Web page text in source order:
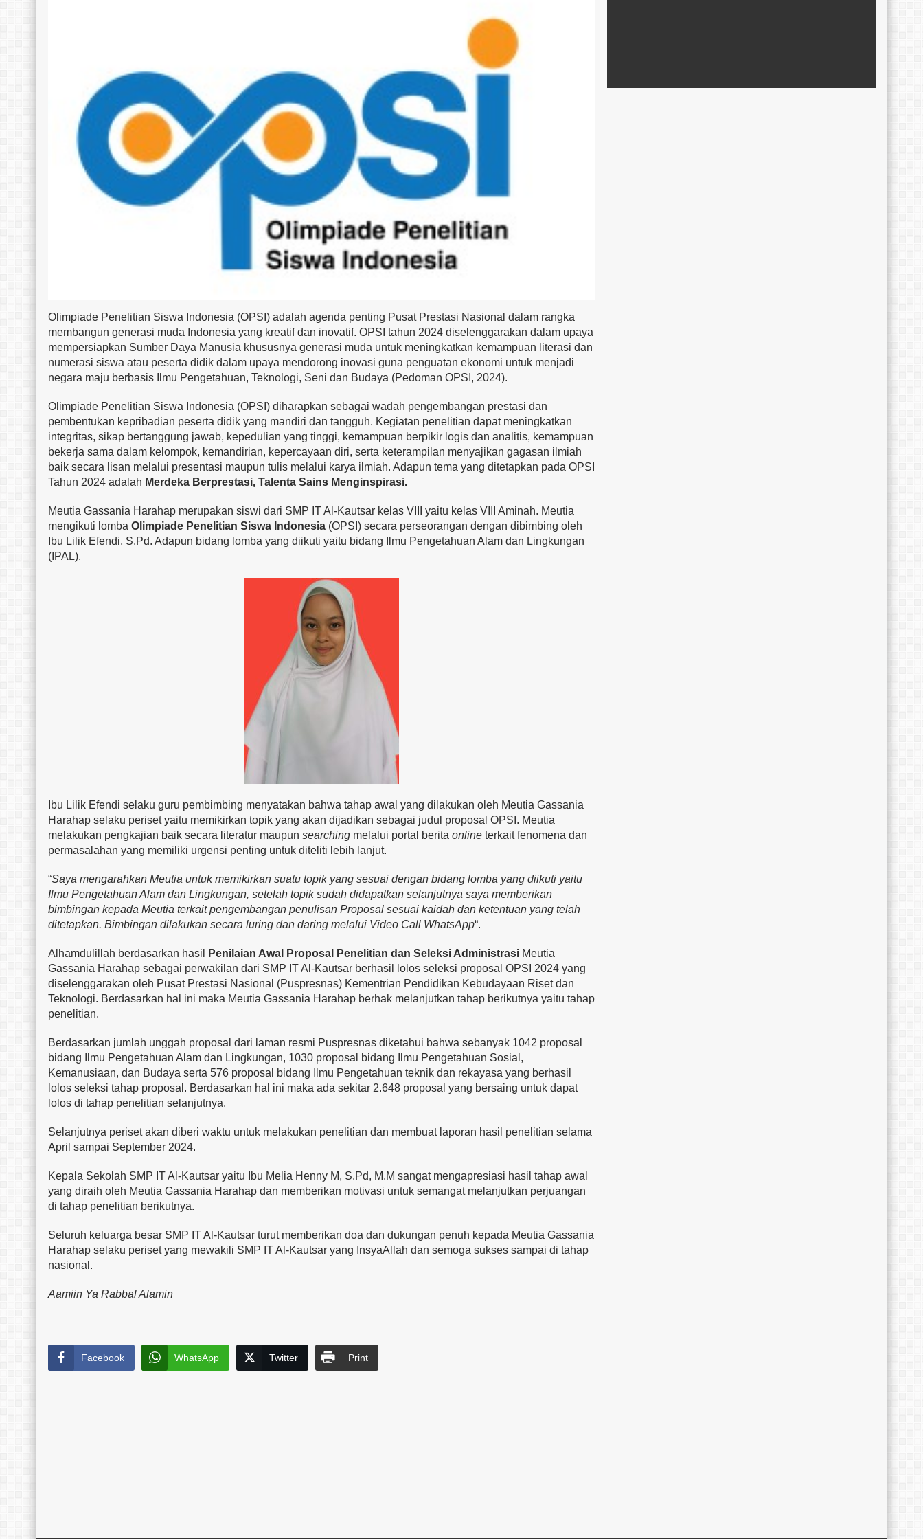
Olimpiade Penelitian Siswa Indonesia (OPSI) adalah agenda penting Pusat Prestasi Nasional dalam rangka
membangun generasi muda Indonesia yang kreatif dan inovatif. OPSI tahun 2024 diselenggarakan dalam upaya
mempersiapkan Sumber Daya Manusia khususnya generasi muda untuk meningkatkan kemampuan literasi dan
numerasi siswa atau peserta didik dalam upaya mendorong inovasi guna penguatan ekonomi untuk menjadi
negara maju berbasis Ilmu Pengetahuan, Teknologi, Seni dan Budaya (Pedoman OPSI, 2024).
Olimpiade Penelitian Siswa Indonesia (OPSI) diharapkan sebagai wadah pengembangan prestasi dan
pembentukan kepribadian peserta didik yang mandiri dan tangguh. Kegiatan penelitian dapat meningkatkan
integritas, sikap bertanggung jawab, kepedulian yang tinggi, kemampuan berpikir logis dan analitis, kemampuan
bekerja sama dalam kelompok, kemandirian, kepercayaan diri, serta keterampilan menyajikan gagasan ilmiah
baik secara lisan melalui presentasi maupun tulis melalui karya ilmiah. Adapun tema yang ditetapkan pada OPSI
Tahun 2024 adalah Merdeka Berprestasi, Talenta Sains Menginspirasi.
Meutia Gassania Harahap merupakan siswi dari SMP IT Al-Kautsar kelas VIII yaitu kelas VIII Aminah. Meutia
mengikuti lomba Olimpiade Penelitian Siswa Indonesia (OPSI) secara perseorangan dengan dibimbing oleh
Ibu Lilik Efendi, S.Pd. Adapun bidang lomba yang diikuti yaitu bidang Ilmu Pengetahuan Alam dan Lingkungan
(IPAL).
Ibu Lilik Efendi selaku guru pembimbing menyatakan bahwa tahap awal yang dilakukan oleh Meutia Gassania
Harahap selaku periset yaitu memikirkan topik yang akan dijadikan sebagai judul proposal OPSI. Meutia
melakukan pengkajian baik secara literatur maupun searching melalui portal berita online terkait fenomena dan
permasalahan yang memiliki urgensi penting untuk diteliti lebih lanjut.
“Saya mengarahkan Meutia untuk memikirkan suatu topik yang sesuai dengan bidang lomba yang diikuti yaitu
Ilmu Pengetahuan Alam dan Lingkungan, setelah topik sudah didapatkan selanjutnya saya memberikan
bimbingan kepada Meutia terkait pengembangan penulisan Proposal sesuai kaidah dan ketentuan yang telah
ditetapkan. Bimbingan dilakukan secara luring dan daring melalui Video Call WhatsApp“.
Alhamdulillah berdasarkan hasil Penilaian Awal Proposal Penelitian dan Seleksi Administrasi Meutia
Gassania Harahap sebagai perwakilan dari SMP IT Al-Kautsar berhasil lolos seleksi proposal OPSI 2024 yang
diselenggarakan oleh Pusat Prestasi Nasional (Puspresnas) Kementrian Pendidikan Kebudayaan Riset dan
Teknologi. Berdasarkan hal ini maka Meutia Gassania Harahap berhak melanjutkan tahap berikutnya yaitu tahap
penelitian.
Berdasarkan jumlah unggah proposal dari laman resmi Puspresnas diketahui bahwa sebanyak 1042 proposal
bidang Ilmu Pengetahuan Alam dan Lingkungan, 1030 proposal bidang Ilmu Pengetahuan Sosial,
Kemanusiaan, dan Budaya serta 576 proposal bidang Ilmu Pengetahuan teknik dan rekayasa yang berhasil
lolos seleksi tahap proposal. Berdasarkan hal ini maka ada sekitar 2.648 proposal yang bersaing untuk dapat
lolos di tahap penelitian selanjutnya.
Selanjutnya periset akan diberi waktu untuk melakukan penelitian dan membuat laporan hasil penelitian selama
April sampai September 2024.
Kepala Sekolah SMP IT Al-Kautsar yaitu Ibu Melia Henny M, S.Pd, M.M sangat mengapresiasi hasil tahap awal
yang diraih oleh Meutia Gassania Harahap dan memberikan motivasi untuk semangat melanjutkan perjuangan
di tahap penelitian berikutnya.
Seluruh keluarga besar SMP IT Al-Kautsar turut memberikan doa dan dukungan penuh kepada Meutia Gassania
Harahap selaku periset yang mewakili SMP IT Al-Kautsar yang InsyaAllah dan semoga sukses sampai di tahap
nasional.
Aamiin Ya Rabbal Alamin
Facebook WhatsApp Twitter Print